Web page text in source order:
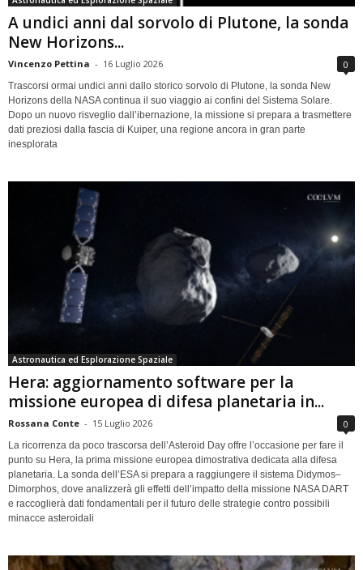
A undici anni dal sorvolo di Plutone, la sonda
New Horizons...
Vincenzo Pettina - 16 Luglio 2026 0
Trascorsi ormai undici anni dallo storico sorvolo di Plutone, la sonda New
Horizons della NASA continua il suo viaggio ai confini del Sistema Solare.
Dopo un nuovo risveglio dall’ibernazione, la missione si prepara a trasmettere
dati preziosi dalla fascia di Kuiper, una regione ancora in gran parte
inesplorata
Astronautica ed Esplorazione Spaziale
Hera: aggiornamento software per la
missione europea di difesa planetaria in...
Rossana Conte - 15 Luglio 2026 0
La ricorrenza da poco trascorsa dell’Asteroid Day offre l’occasione per fare il
punto su Hera, la prima missione europea dimostrativa dedicata alla difesa
planetaria. La sonda dell’ESA si prepara a raggiungere il sistema Didymos–
Dimorphos, dove analizzerà gli effetti dell’impatto della missione NASA DART
e raccoglierà dati fondamentali per il futuro delle strategie contro possibili
minacce asteroidali